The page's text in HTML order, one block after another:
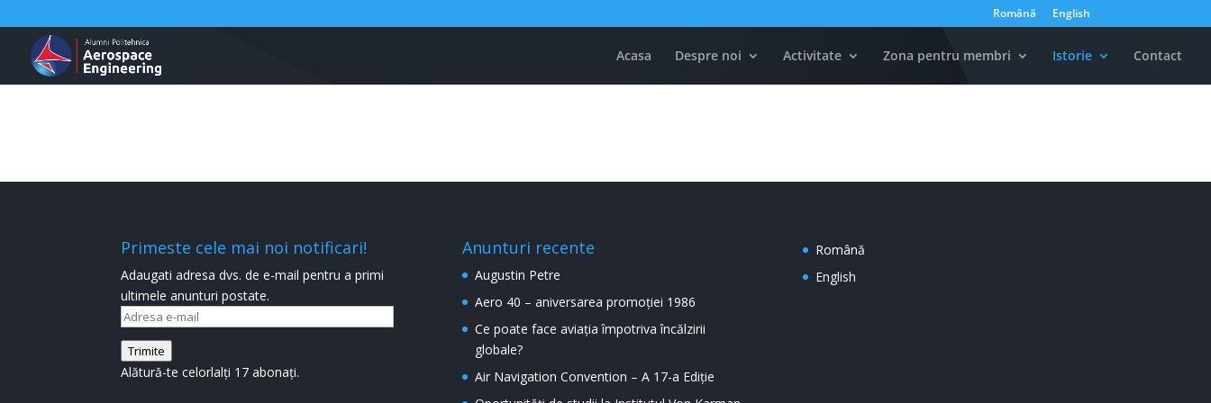
Română English
Acasa Despre noi Activitate Zona pentru membri Istorie Contact
Primeste cele mai noi notificari!
Adaugati adresa dvs. de e-mail pentru a primi
ultimele anunturi postate.
Adresa
e-
mail
Trimite
Alătură-te celorlalți 17 abonați.
Anunturi recente
Augustin Petre
Aero 40 – aniversarea promoției 1986
Ce poate face aviația împotriva încălzirii
globale?
Air Navigation Convention – A 17-a Ediție
Română
English